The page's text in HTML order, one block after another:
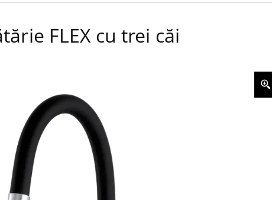
FLEX cu trei căi